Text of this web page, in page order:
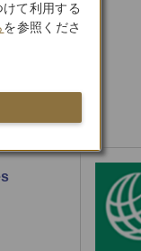
て利用する
を参照くださ